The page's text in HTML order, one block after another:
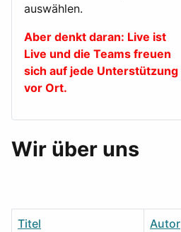
auswählen.
Aber denkt daran: Live ist
Live und die Teams freuen
sich auf jede Unterstützung
vor Ort.
Wir über uns
Titel Autor